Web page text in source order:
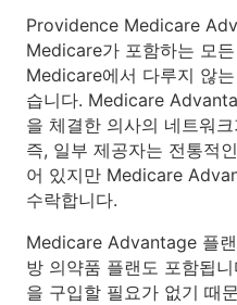
Providence Medicare
Medicare가 포함하는 모
Medicare에서 다루지 않
습니다. Medicare
을 체결한 의사의 네트워
즉, 일부 제공자는 전통적
어 있지만 Medicare
수락합니다.
Medicare Advantage 플
방 의약품 플랜도 포함됩
을 구입할 필요가 없기 때